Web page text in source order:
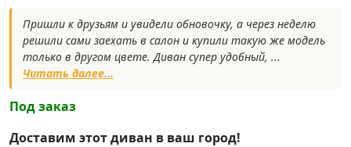
Пришли к друзьям и увидели обновочку, а через неделю
решили сами заехать в салон и купили такую же модель
только в другом цвете. Диван супер удобный, ...
Читать далее...
Под заказ
Доставим этот диван в ваш город!